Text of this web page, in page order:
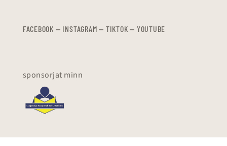
FACEBOOK — INSTAGRAM — TIKTOK — YOUTUBE
sponsorjat minn